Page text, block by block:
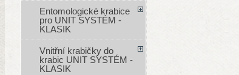
Entomologické krabice
pro UNIT SYSTÉM -
KLASIK
Vnitřní krabičky do
krabic UNIT SYSTÉM -
KLASIK